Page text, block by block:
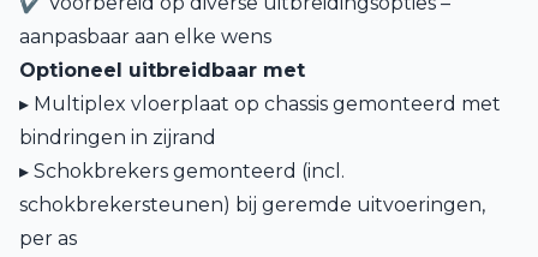
aanpasbaar aan elke wens
Optioneel uitbreidbaar met
▸ Multiplex vloerplaat op chassis gemonteerd met
bindringen in zijrand
▸ Schokbrekers gemonteerd (incl.
schokbrekersteunen) bij geremde uitvoeringen,
per as